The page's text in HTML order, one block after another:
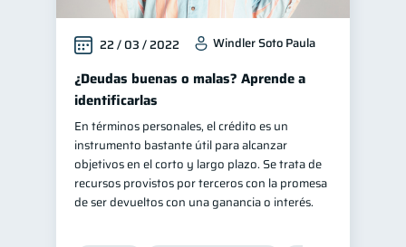
22 / 03 / 2022 Windler Soto Paula
¿Deudas buenas o malas? Aprende a
identificarlas
En términos personales, el crédito es un
instrumento bastante útil para alcanzar
objetivos en el corto y largo plazo. Se trata de
recursos provistos por terceros con la promesa
de ser devueltos con una ganancia o interés.